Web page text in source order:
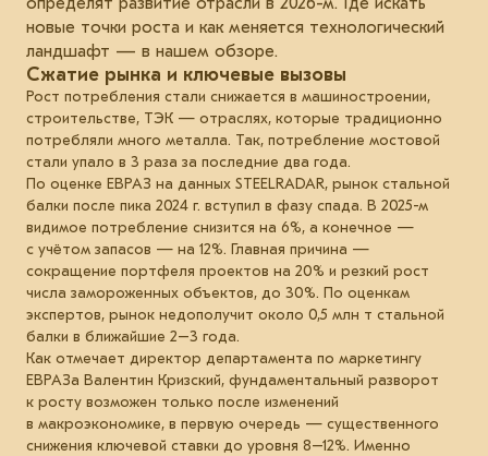
новые точки роста и как меняется технологический
ландшафт — в нашем обзоре.
Сжатие рынка и ключевые вызовы
Рост потребления стали снижается в машиностроении,
строительстве, ТЭК — отраслях, которые традиционно
потребляли много металла. Так, потребление мостовой
стали упало в 3 раза за последние два года.
По оценке ЕВРАЗ на данных STEELRADAR, рынок стальной
балки после пика 2024 г. вступил в фазу спада. В 2025-м
видимое потребление снизится на 6%, а конечное —
с учётом запасов — на 12%. Главная причина —
сокращение портфеля проектов на 20% и резкий рост
числа замороженных объектов, до 30%. По оценкам
экспертов, рынок недополучит около 0,5 млн т стальной
балки в ближайшие 2–3 года.
Как отмечает директор департамента по маркетингу
ЕВРАЗа Валентин Кризский, фундаментальный разворот
к росту возможен только после изменений
в макроэкономике, в первую очередь — существенного
снижения ключевой ставки до уровня 8–12%. Именно